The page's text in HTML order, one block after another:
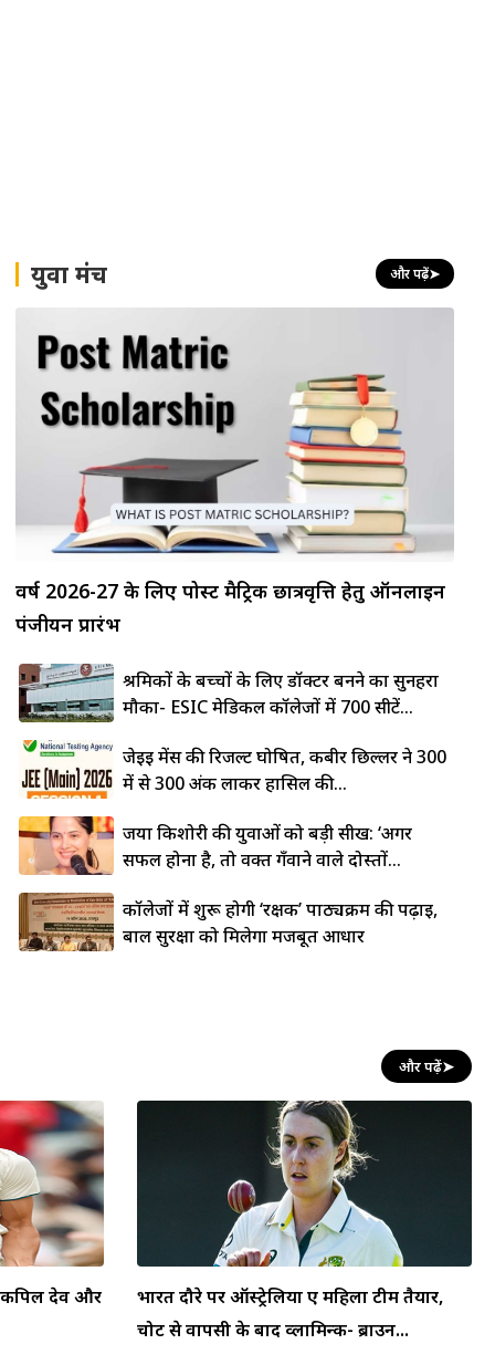
युवा मंच और पढ़ें➤
वर्ष 2026-27 के लिए पोस्ट मैट्रिक छात्रवृत्ति हेतु ऑनलाइन
पंजीयन प्रारंभ
श्रमिकों के बच्चों के लिए डॉक्टर बनने का सुनहरा
मौका- ESIC मेडिकल कॉलेजों में 700 सीटें...
जेईई मेंस की रिजल्ट घोषित, कबीर छिल्लर ने 300
में से 300 अंक लाकर हासिल की...
जया किशोरी की युवाओं को बड़ी सीख: ‘अगर
सफल होना है, तो वक्त गँवाने वाले दोस्तों...
कॉलेजों में शुरू होगी ‘रक्षक’ पाठ्यक्रम की पढ़ाई,
बाल सुरक्षा को मिलेगा मजबूत आधार
और पढ़ें➤
कपिल देव और
भारत दौरे पर ऑस्ट्रेलिया ए महिला टीम तैयार,
चोट से वापसी के बाद व्लामिन्क- ब्राउन...